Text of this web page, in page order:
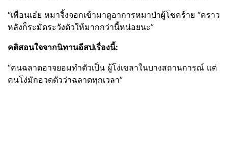
“เพื่อนเอ๋ย หมาจิ้งจอกเข้ามาดูอาการหมาป่าผู้โชคร้าย “คราว
หลังก็ระมัดระวังตัวให้มากกว่านี้หน่อยนะ”
คติสอนใจจากนิทานอีสปเรื่องนี้:
“คนฉลาดอาจยอมทำตัวเป็น ผู้โง่เขลาในบางสถานการณ์ แต่
คนโง่มักอวดตัวว่าฉลาดทุกเวลา”